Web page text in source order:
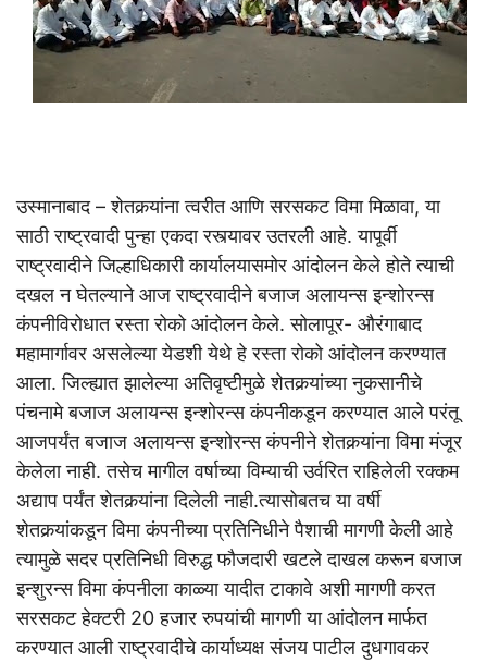
उस्मानाबाद – शेतकर्‍यांना त्वरीत आणि सरसकट विमा मिळावा, या
साठी राष्ट्रवादी पुन्हा एकदा रस्त्यावर उतरली आहे. यापूर्वी
राष्ट्रवादीने जिल्हाधिकारी कार्यालयासमोर आंदोलन केले होते त्याची
दखल न घेतल्याने आज राष्ट्रवादीने बजाज अलायन्स इन्शोरन्स
कंपनीविरोधात रस्ता रोको आंदोलन केले. सोलापूर- औरंगाबाद
महामार्गावर असलेल्या येडशी येथे हे रस्ता रोको आंदोलन करण्यात
आला. जिल्ह्यात झालेल्या अतिवृष्टीमुळे शेतकर्‍यांच्या नुकसानीचे
पंचनामे बजाज अलायन्स इन्शोरन्स कंपनीकडून करण्यात आले परंतू
आजपर्यंत बजाज अलायन्स इन्शोरन्स कंपनीने शेतकर्‍यांना विमा मंजूर
केलेला नाही. तसेच मागील वर्षाच्या विम्याची उर्वरित राहिलेली रक्कम
अद्याप पर्यंत शेतकर्‍यांना दिलेली नाही.त्यासोबतच या वर्षी
शेतकर्‍यांकडून विमा कंपनीच्या प्रतिनिधीने पैशाची मागणी केली आहे
त्यामुळे सदर प्रतिनिधी विरुद्ध फौजदारी खटले दाखल करून बजाज
इन्शुरन्स विमा कंपनीला काळ्या यादीत टाकावे अशी मागणी करत
सरसकट हेक्टरी 20 हजार रुपयांची मागणी या आंदोलन मार्फत
करण्यात आली राष्ट्रवादीचे कार्याध्यक्ष संजय पाटील दुधगावकर